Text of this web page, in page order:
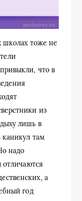
школах тоже не
что в
из
лишь в
там
надо
отличаются
а
год